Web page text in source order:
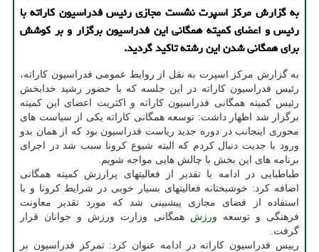
به گزارش مرکز اسپرت نشست مجازی رئیس فدراسیون کاراته با
رئیس و اعضای کمیته همگانی این فدراسیون برگزار و بر کوشش
برای همگانی شدن این رشته تاکید گردید.
به گزارش مرکز اسپرت به نقل از روابط عمومی فدراسیون کاراته،
رئیس فدراسیون کاراته در این جلسه که با حضور رشید خدابخش
رئیس کمیته همگانی فدراسیون کاراته و اکثریت اعضای این کمیته
برگزار شد اظهار داشت: توسعه همگانی کاراته یکی از سیاست های
محوری اینجانب در دوره جدید ریاست فدراسیون بود که از همان بدو
ورود با جدیت دنبال کردم که البته شیوع کرونا سبب شد در اجرای
برنامه های این بخش با چالش هایی مواجه شویم.
طباطبایی در ادامه با تقدیر از فعالیتهای پرارزش کمیته همگانی
اضافه کرد: خوشبختانه فعالیتهای بسیار خوبی در شرایط کرونا و با
استفاده از فضای مجازی پیشبینی شد که مورد تقدیر معاونت
فرهنگی و توسعه ورزش همگانی وزارت ورزش و جوانان قرار
گرفت.
رییس فدراسیون کاراته در ادامه عنوان کرد: تمرکز فدراسیون بر